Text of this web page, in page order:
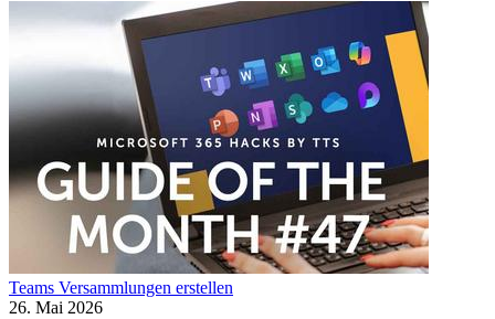
Teams Versammlungen erstellen
26. Mai 2026